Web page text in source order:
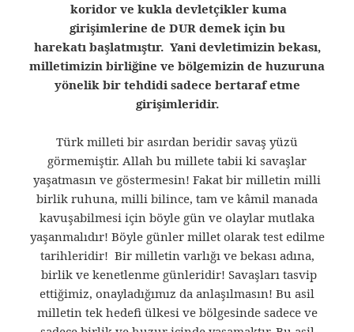
koridor ve kukla devletçikler kuma
girişimlerine de DUR demek için bu
harekatı başlatmıştır. Yani devletimizin bekası,
milletimizin birliğine ve bölgemizin de huzuruna
yönelik bir tehdidi sadece bertaraf etme
girişimleridir.
Türk milleti bir asırdan beridir savaş yüzü
görmemiştir. Allah bu millete tabii ki savaşlar
yaşatmasın ve göstermesin! Fakat bir milletin milli
birlik ruhuna, milli bilince, tam ve kâmil manada
kavuşabilmesi için böyle gün ve olaylar mutlaka
yaşanmalıdır! Böyle günler millet olarak test edilme
tarihleridir! Bir milletin varlığı ve bekası adına,
birlik ve kenetlenme günleridir! Savaşları tasvip
ettiğimiz, onayladığımız da anlaşılmasın! Bu asil
milletin tek hedefi ülkesi ve bölgesinde sadece ve